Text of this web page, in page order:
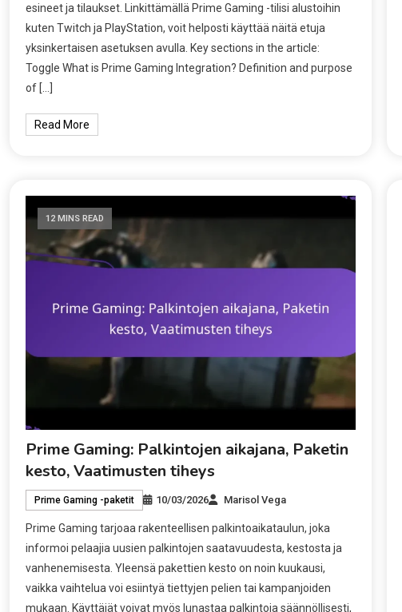
esineet ja tilaukset. Linkittämällä Prime Gaming -tilisi alustoihin
kuten Twitch ja PlayStation, voit helposti käyttää näitä etuja
yksinkertaisen asetuksen avulla. Key sections in the article:
Toggle What is Prime Gaming Integration? Definition and purpose
of […]
Read More
12 MINS READ
Prime Gaming: Palkintojen aikajana, Paketin
kesto, Vaatimusten tiheys
Prime Gaming -paketit 10/03/2026 Marisol Vega
Prime Gaming tarjoaa rakenteellisen palkintoaikataulun, joka
informoi pelaajia uusien palkintojen saatavuudesta, kestosta ja
vanhenemisesta. Yleensä pakettien kesto on noin kuukausi,
vaikka vaihtelua voi esiintyä tiettyjen pelien tai kampanjoiden
mukaan. Käyttäjät voivat myös lunastaa palkintoja säännöllisesti,